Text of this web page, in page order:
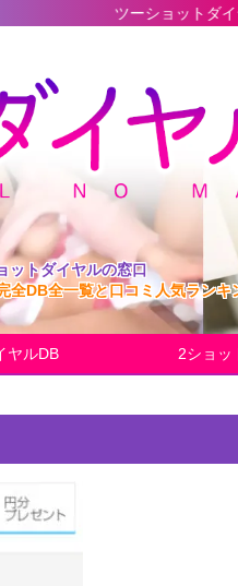
ーショットダイヤル番組の最新完
ットダイヤルの窓口
全DB全一覧と口コミ人気ランキ
ヤルDB 2ショッ